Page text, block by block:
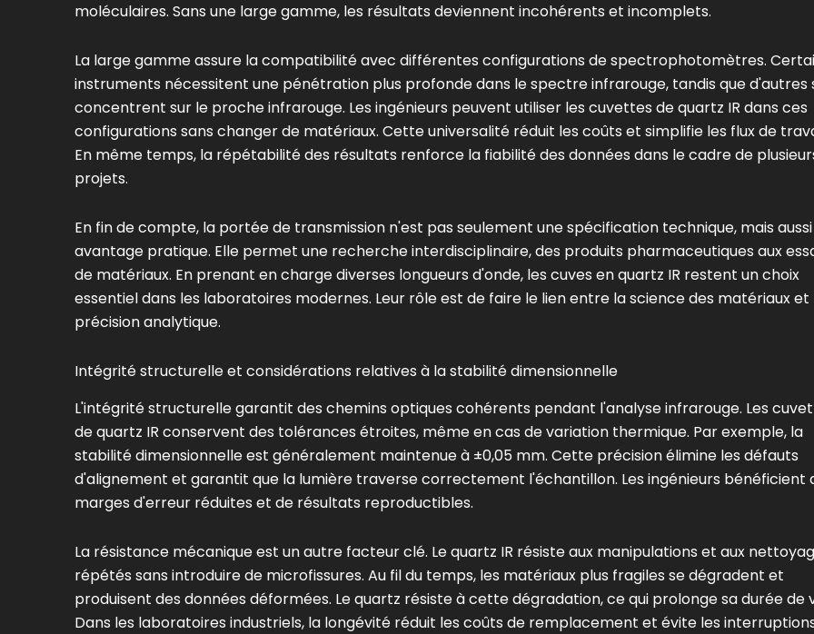
moléculaires. Sans une large gamme, les résultats deviennent incohérents et incomplets.
La large gamme assure la compatibilité avec différentes configurations de spectrophotomètres.
instruments nécessitent une pénétration plus profonde dans le spectre infrarouge, tandis que d'autres
concentrent sur le proche infrarouge. Les ingénieurs peuvent utiliser les cuvettes de quartz IR dans ces
configurations sans changer de matériaux. Cette universalité réduit les coûts et simplifie les flux de
En même temps, la répétabilité des résultats renforce la fiabilité des données dans le cadre de
projets.
En fin de compte, la portée de transmission n'est pas seulement une spécification technique, mais
avantage pratique. Elle permet une recherche interdisciplinaire, des produits pharmaceutiques aux
de matériaux. En prenant en charge diverses longueurs d'onde, les cuves en quartz IR restent un choix
essentiel dans les laboratoires modernes. Leur rôle est de faire le lien entre la science des matériaux et
précision analytique.
Intégrité structurelle et considérations relatives à la stabilité dimensionnelle
L'intégrité structurelle garantit des chemins optiques cohérents pendant l'analyse infrarouge. Les
de quartz IR conservent des tolérances étroites, même en cas de variation thermique. Par exemple, la
stabilité dimensionnelle est généralement maintenue à ±0,05 mm. Cette précision élimine les défauts
d'alignement et garantit que la lumière traverse correctement l'échantillon. Les ingénieurs bénéficient
marges d'erreur réduites et de résultats reproductibles.
La résistance mécanique est un autre facteur clé. Le quartz IR résiste aux manipulations et aux
répétés sans introduire de microfissures. Au fil du temps, les matériaux plus fragiles se dégradent et
produisent des données déformées. Le quartz résiste à cette dégradation, ce qui prolonge sa durée de
Dans les laboratoires industriels, la longévité réduit les coûts de remplacement et évite les